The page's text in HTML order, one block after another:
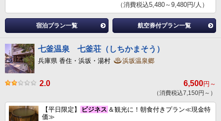
（消費税込5,480～9,480円/人）
宿泊プラン一覧 航空券付プラン一覧
七釜温泉 七釜荘（しちかまそう）
兵庫県 香住・浜坂・湯村 浜坂温泉郷
2.0 6,500円～
（消費税込7,150円～）
【平日限定】 ビジネス ＆観光に！朝食付きプラン≪現金特
価≫